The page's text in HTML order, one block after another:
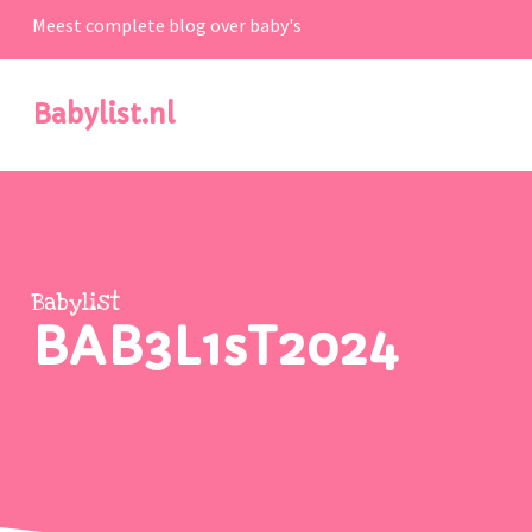
Meest complete blog over baby's
Babylist.nl
Babylist
BAB3L1sT2024